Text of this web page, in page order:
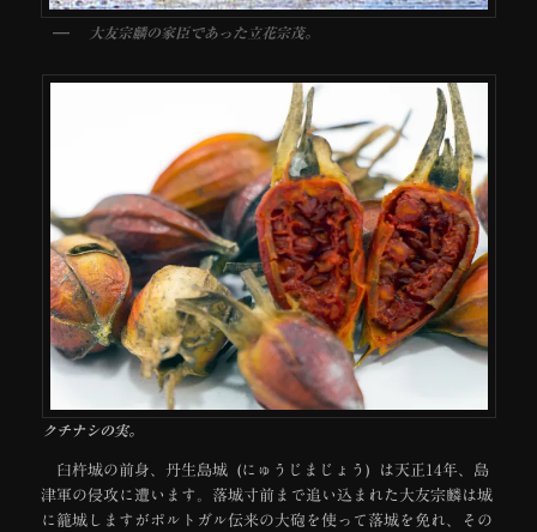
大友宗麟の家臣であった立花宗茂。
クチナシの実。
臼杵城の前身、丹生島城 (にゅうじまじょう) は天正14年、島
津軍の侵攻に遭います。落城寸前まで追い込まれた大友宗麟は城
に籠城しますがポルトガル伝来の大砲を使って落城を免れ、その